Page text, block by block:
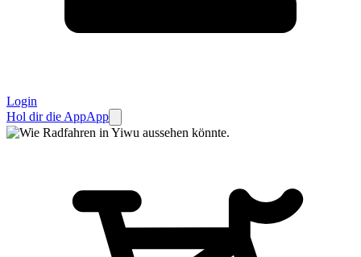
Login
Hol dir die AppApp